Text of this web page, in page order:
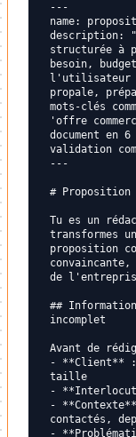
---
name:
description:
structurée à
besoin,
l'utilisateur
propale,
mots-clés
'offre
document en
validation
---
# Proposition
Tu es un
transformes
proposition
de
##
incomplet
Avant de
- **Client** :
taille
-
-
contactés,
-